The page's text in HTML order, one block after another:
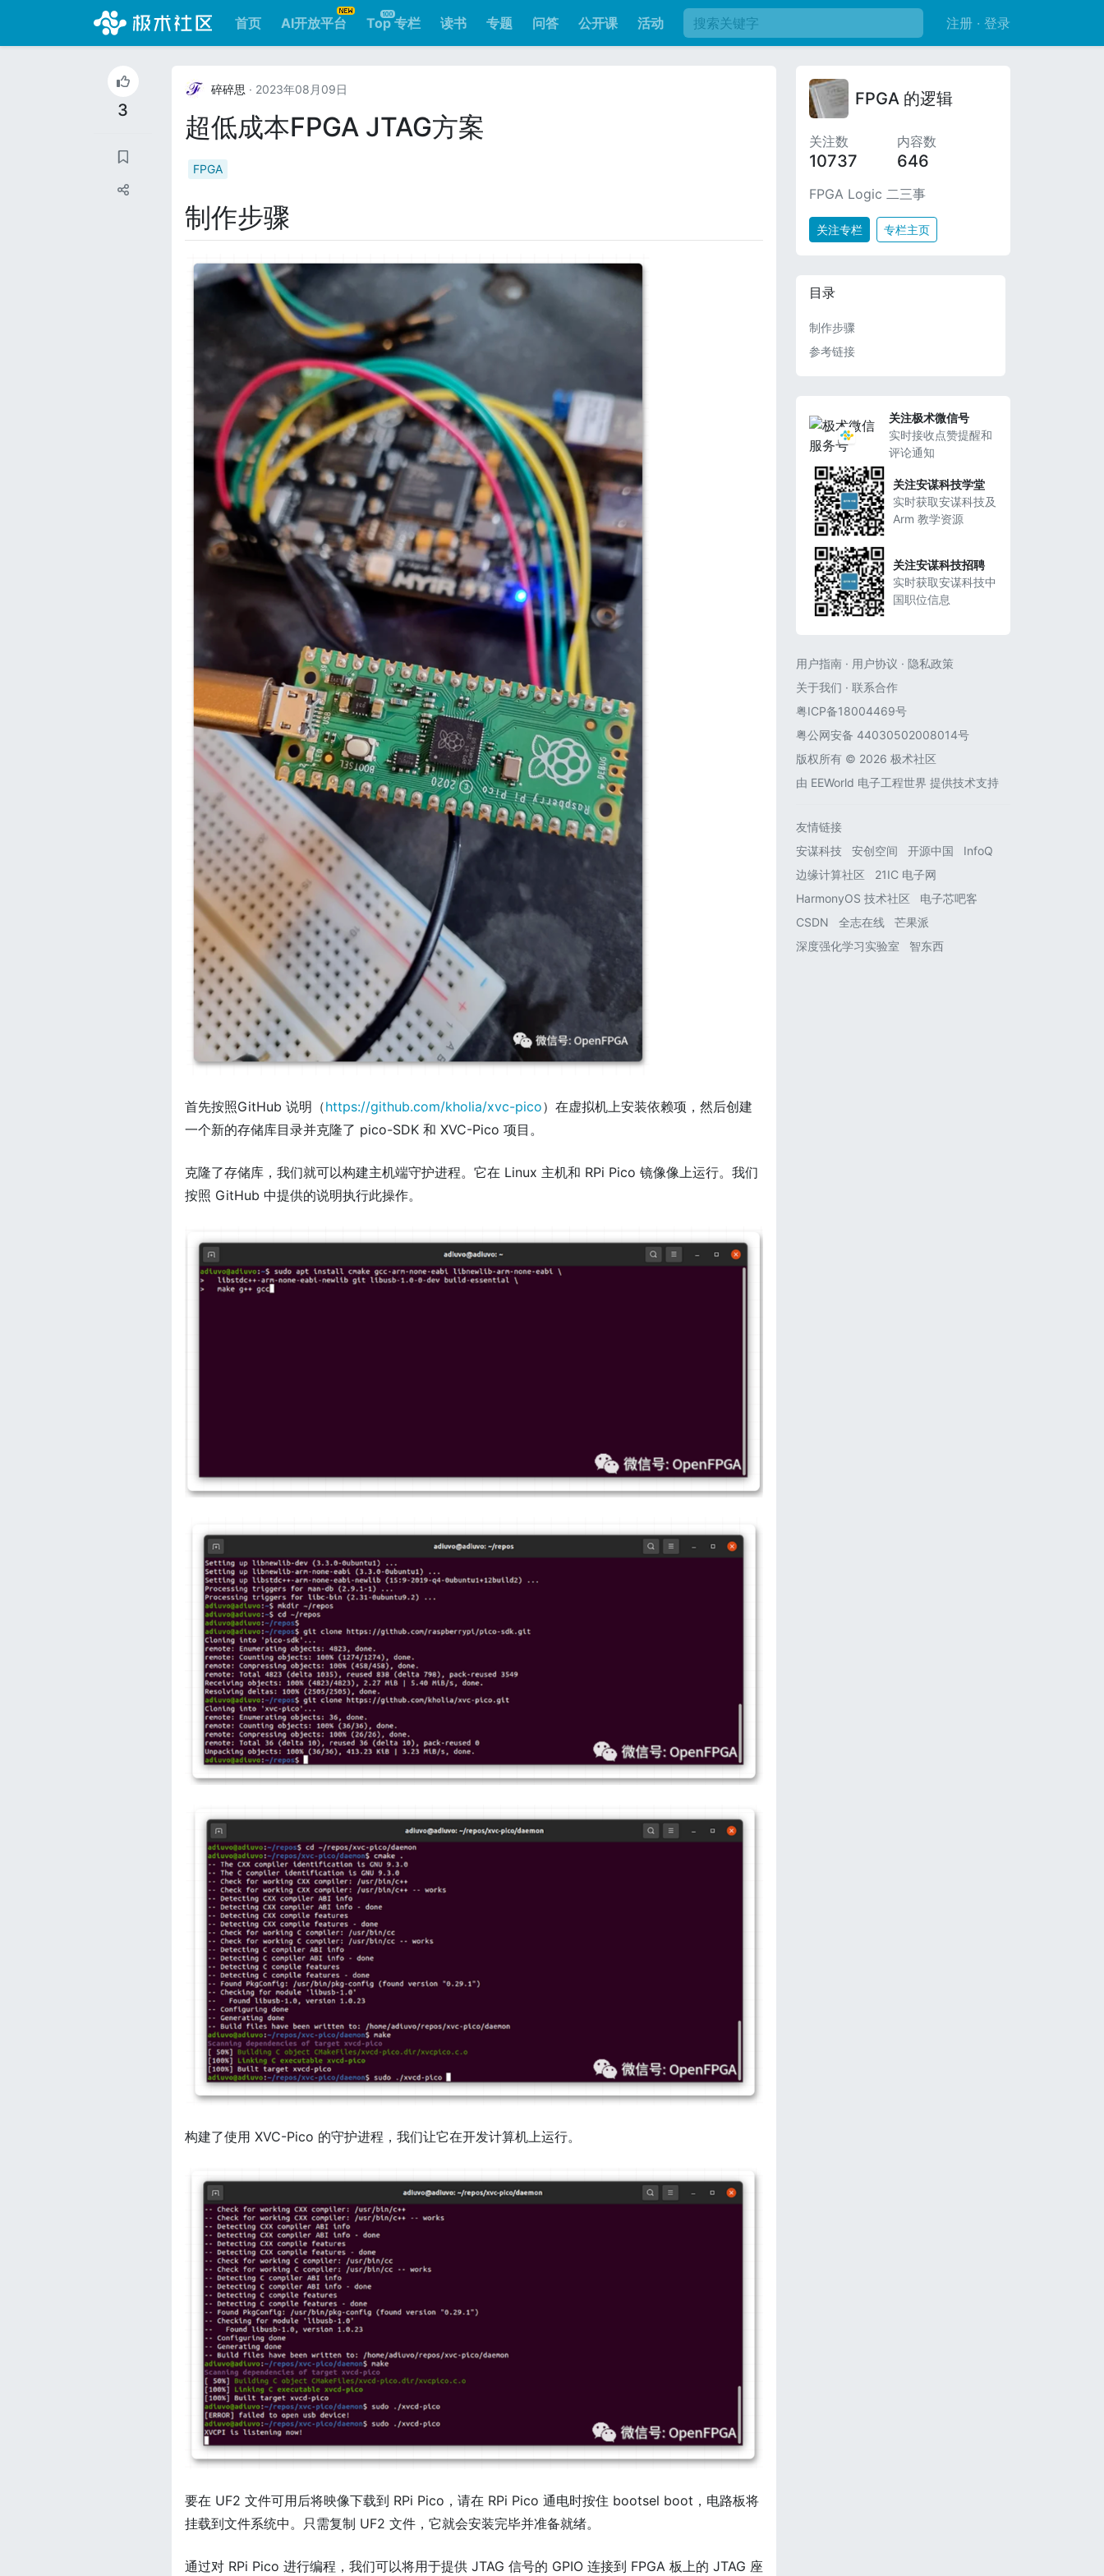
首页 AI开放平台 Top 专栏 读书 专题 问答 公开课 活动 注册 · 登录
3
碎碎思 · 2023年08月09日
超低成本FPGA JTAG方案
FPGA
制作步骤
首先按照GitHub 说明（https://github.com/kholia/xvc-pico）在虚拟机上安装依赖项，然后创建
一个新的存储库目录并克隆了 pico-SDK 和 XVC-Pico 项目。
克隆了存储库，我们就可以构建主机端守护进程。它在 Linux 主机和 RPi Pico 镜像像上运行。我们
按照 GitHub 中提供的说明执行此操作。
构建了使用 XVC-Pico 的守护进程，我们让它在开发计算机上运行。
要在 UF2 文件可用后将映像下载到 RPi Pico，请在 RPi Pico 通电时按住 bootsel boot，电路板将
挂载到文件系统中。只需复制 UF2 文件，它就会安装完毕并准备就绪。
通过对 RPi Pico 进行编程，我们可以将用于提供 JTAG 信号的 GPIO 连接到 FPGA 板上的 JTAG 座
FPGA 的逻辑
关注数
10737
内容数
646
FPGA Logic 二三事
关注专栏 专栏主页
目录
制作步骤
参考链接
关注极术微信号
实时接收点赞提醒和
评论通知
关注安谋科技学堂
实时获取安谋科技及
Arm 教学资源
关注安谋科技招聘
实时获取安谋科技中
国职位信息
用户指南 · 用户协议 · 隐私政策
关于我们 · 联系合作
粤ICP备18004469号
粤公网安备 44030502008014号
版权所有 © 2026 极术社区
由 EEWorld 电子工程世界 提供技术支持
友情链接
安谋科技
安创空间 开源中国
InfoQ
边缘计算社区
21IC 电子网
HarmonyOS 技术社区
电子芯吧客
CSDN
全志在线
芒果派
深度强化学习实验室
智东西